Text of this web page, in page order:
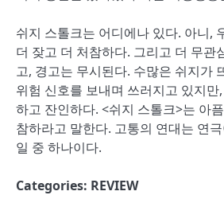
쉬지 스톨크는 어디에나 있다. 아니,
더 잦고 더 처참하다. 그리고 더 무관
고, 경고는 무시된다. 수많은 쉬지가
위험 신호를 보내며 쓰러지고 있지만
하고 잔인하다. <쉬지 스톨크>는 아
참하라고 말한다. 고통의 연대는 연
일 중 하나이다.
Categories: REVIEW